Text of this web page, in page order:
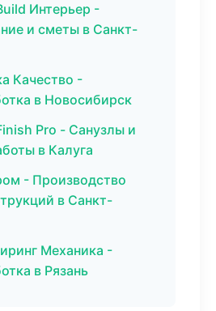
Интерьер -
и сметы в Санкт-
Качество -
в Новосибирск
Pro - Санузлы и
в Калуга
- Производство
в Санкт-
Механика -
в Рязань